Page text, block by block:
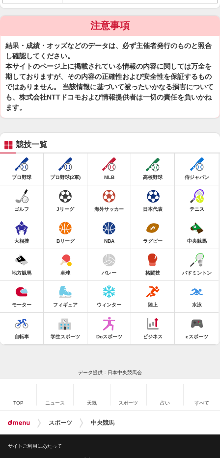
注意事項
結果・成績・オッズなどのデータは、必ず主催者発行のものと照合
し確認してください。
本サイトのページ上に掲載されている情報の内容に関しては万全を
期しておりますが、その内容の正確性および安全性を保証するもの
ではありません。 当該情報に基づいて被ったいかなる損害について
も、株式会社NTTドコモおよび情報提供者は一切の責任を負いかね
ます。
競技一覧
プロ野球 プロ野球(2軍) MLB 高校野球 侍ジャパン
ゴルフ Jリーグ 海外サッカー 日本代表 テニス
大相撲 Bリーグ NBA ラグビー 中央競馬
地方競馬 卓球 バレー 格闘技 バドミントン
モーター フィギュア ウィンター 陸上 水泳
自転車 学生スポーツ Doスポーツ ビジネス eスポーツ
データ提供：日本中央競馬会
TOP ニュース 天気 スポーツ 占い すべて
スポーツ 中央競馬
サイトご利用にあたって